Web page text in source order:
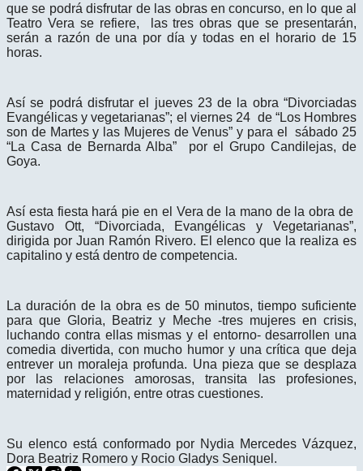
que se podrá disfrutar de las obras en concurso, en lo que al
Teatro Vera se refiere, las tres obras que se presentarán,
serán a razón de una por día y todas en el horario de 15
horas.
Así se podrá disfrutar el jueves 23 de la obra “Divorciadas
Evangélicas y vegetarianas”; el viernes 24 de “Los Hombres
son de Martes y las Mujeres de Venus” y para el sábado 25
“La Casa de Bernarda Alba” por el Grupo Candilejas, de
Goya.
Así esta fiesta hará pie en el Vera de la mano de la obra de
Gustavo Ott, “Divorciada, Evangélicas y Vegetarianas”,
dirigida por Juan Ramón Rivero. El elenco que la realiza es
capitalino y está dentro de competencia.
La duración de la obra es de 50 minutos, tiempo suficiente
para que Gloria, Beatriz y Meche -tres mujeres en crisis,
luchando contra ellas mismas y el entorno- desarrollen una
comedia divertida, con mucho humor y una crítica que deja
entrever un moraleja profunda. Una pieza que se desplaza
por las relaciones amorosas, transita las profesiones,
maternidad y religión, entre otras cuestiones.
Su elenco está conformado por Nydia Mercedes Vázquez,
Dora Beatriz Romero y Rocio Gladys Seniquel.